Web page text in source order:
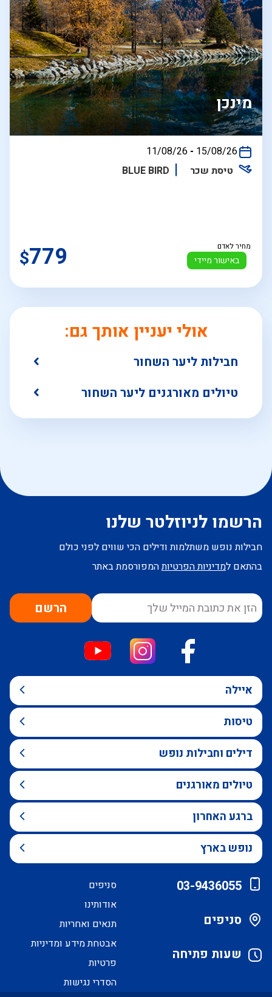
מינכן
בין
11/08/26 - 15/08/26
טיסת שכר
BLUE BIRD
באישור מיידי
מחיר לאדם $779
אולי יעניין אותך גם:
חבילות ליער השחור
טיולים מאורגנים ליער השחור
הרשמו לניוזלטר שלנו
חבילות נופש משתלמות ודילים הכי שווים לפני כולם
בהתאם למדיניות הפרטיותהמפורסמת באתר
הרשם
איילה
טיסות
דילים וחבילות נופש
טיולים מאורגנים
ברגע האחרון
נופש בארץ
03-9436055
סניפים
שעות פתיחה
סניפים
אודותינו
תנאים ואחריות
אבטחת מידע ומדיניות
פרטיות
הסדרי נגישות